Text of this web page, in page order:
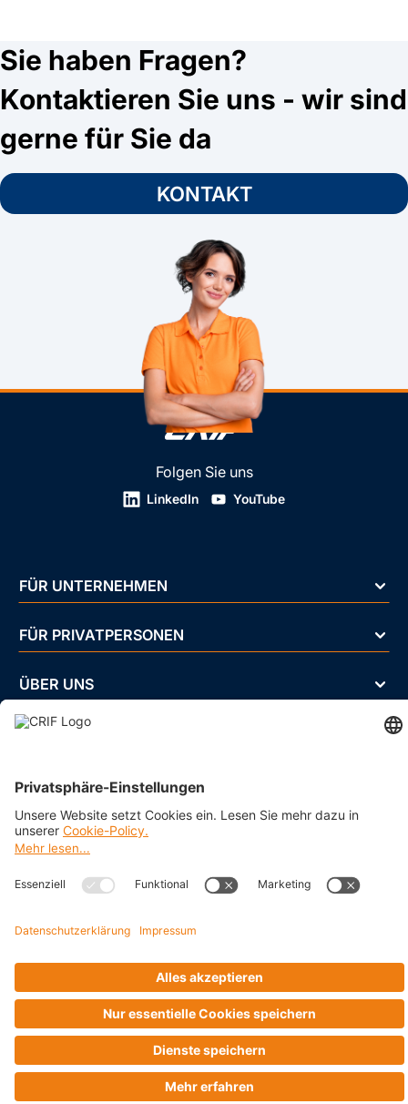
Sie haben Fragen?
Kontaktieren Sie uns - wir sind
gerne für Sie da
KONTAKT
Folgen Sie uns
LinkedIn YouTube
FÜR UNTERNEHMEN
FÜR PRIVATPERSONEN
ÜBER UNS
BRANCHEN
Impressum
Datenschutz
Cookie Policy
Business Ethics Policy
Rothschildplatz 3/Top 3.06.B, A-1020 Wien, Österreich
Company with Management System Certified by DNV - ISO
9001, ISO 45001, ISO/IEC 27001, ISO 14001